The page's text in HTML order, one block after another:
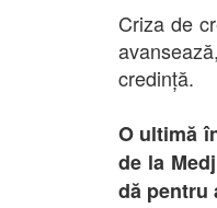
Criza de
credință.
O ultimă
de la
dă pentru